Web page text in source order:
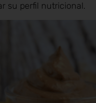
su perfil nutricional.